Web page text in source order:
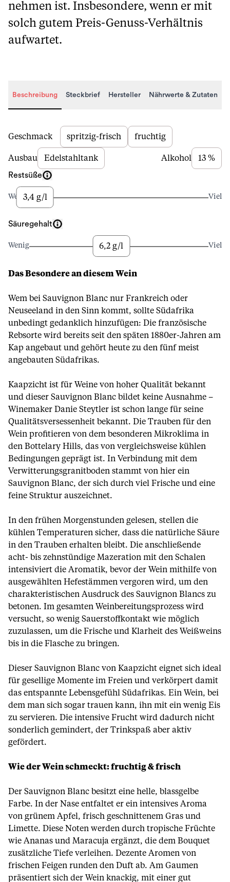
nehmen ist. Insbesondere, wenn er mit
solch gutem Preis-Genuss-Verhältnis
aufwartet.
Beschreibung Steckbrief Hersteller Nährwerte & Zutaten
Beschreibung
Geschmack spritzig-frisch fruchtig
Ausbau Edelstahltank Alkohol 13 %
Restsüße
Wenig3,4 g/l Viel
Säuregehalt
Wenig 6,2 g/l Viel
Das Besondere an diesem Wein
Wem bei Sauvignon Blanc nur Frankreich oder
Neuseeland in den Sinn kommt, sollte Südafrika
unbedingt gedanklich hinzufügen: Die französische
Rebsorte wird bereits seit den späten 1880er-Jahren am
Kap angebaut und gehört heute zu den fünf meist
angebauten Südafrikas.
Kaapzicht ist für Weine von hoher Qualität bekannt
und dieser Sauvignon Blanc bildet keine Ausnahme –
Winemaker Danie Steytler ist schon lange für seine
Qualitätsversessenheit bekannt. Die Trauben für den
Wein profitieren von dem besonderen Mikroklima in
den Bottelary Hills, das von vergleichsweise kühlen
Bedingungen geprägt ist. In Verbindung mit dem
Verwitterungsgranitboden stammt von hier ein
Sauvignon Blanc, der sich durch viel Frische und eine
feine Struktur auszeichnet.
In den frühen Morgenstunden gelesen, stellen die
kühlen Temperaturen sicher, dass die natürliche Säure
in den Trauben erhalten bleibt. Die anschließende
acht- bis zehnstündige Mazeration mit den Schalen
intensiviert die Aromatik, bevor der Wein mithilfe von
ausgewählten Hefestämmen vergoren wird, um den
charakteristischen Ausdruck des Sauvignon Blancs zu
betonen. Im gesamten Weinbereitungsprozess wird
versucht, so wenig Sauerstoffkontakt wie möglich
zuzulassen, um die Frische und Klarheit des Weißweins
bis in die Flasche zu bringen.
Dieser Sauvignon Blanc von Kaapzicht eignet sich ideal
für gesellige Momente im Freien und verkörpert damit
das entspannte Lebensgefühl Südafrikas. Ein Wein, bei
dem man sich sogar trauen kann, ihn mit ein wenig Eis
zu servieren. Die intensive Frucht wird dadurch nicht
sonderlich gemindert, der Trinkspaß aber aktiv
gefördert.
Wie der Wein schmeckt: fruchtig & frisch
Der Sauvignon Blanc besitzt eine helle, blassgelbe
Farbe. In der Nase entfaltet er ein intensives Aroma
von grünem Apfel, frisch geschnittenem Gras und
Limette. Diese Noten werden durch tropische Früchte
wie Ananas und Maracuja ergänzt, die dem Bouquet
zusätzliche Tiefe verleihen. Dezente Aromen von
frischen Feigen runden den Duft ab. Am Gaumen
präsentiert sich der Wein knackig, mit einer gut